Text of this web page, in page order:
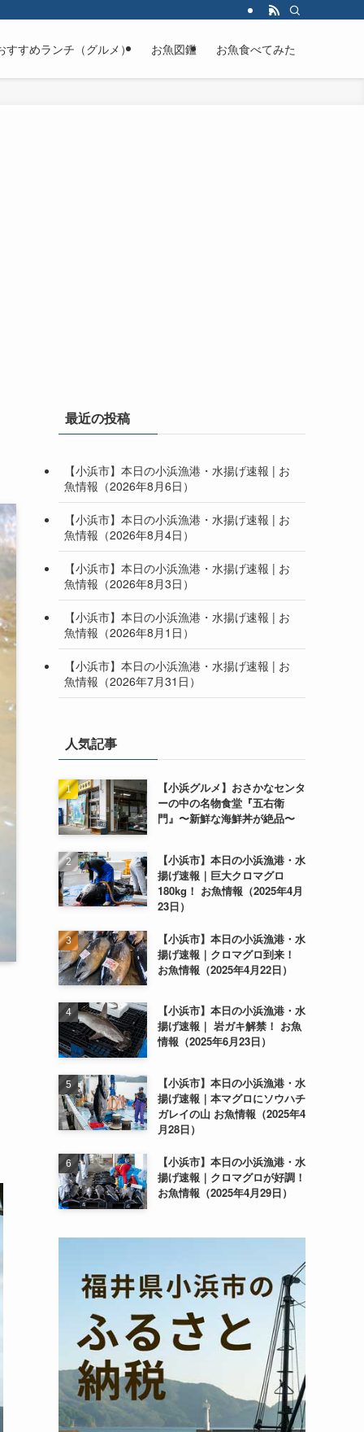
すすめランチ（グルメ） お魚図鑑 お魚食べてみた
最近の投稿
【小浜市】本日の小浜漁港・水揚げ速報 | お
魚情報（2026年8月6日）
【小浜市】本日の小浜漁港・水揚げ速報 | お
魚情報（2026年8月4日）
【小浜市】本日の小浜漁港・水揚げ速報 | お
魚情報（2026年8月3日）
【小浜市】本日の小浜漁港・水揚げ速報 | お
魚情報（2026年8月1日）
【小浜市】本日の小浜漁港・水揚げ速報 | お
魚情報（2026年7月31日）
人気記事
【小浜グルメ】おさかなセンタ
ーの中の名物食堂『五右衛
門』〜新鮮な海鮮丼が絶品〜
【小浜市】本日の小浜漁港・水
揚げ速報｜巨大クロマグロ
180kg！ お魚情報（2025年4月
23日）
【小浜市】本日の小浜漁港・水
揚げ速報｜クロマグロ到来！
お魚情報（2025年4月22日）
【小浜市】本日の小浜漁港・水
揚げ速報｜ 岩ガキ解禁！ お魚
情報（2025年6月23日）
【小浜市】本日の小浜漁港・水
揚げ速報｜本マグロにソウハチ
ガレイの山 お魚情報（2025年4
月28日）
【小浜市】本日の小浜漁港・水
揚げ速報｜クロマグロが好調！
お魚情報（2025年4月29日）